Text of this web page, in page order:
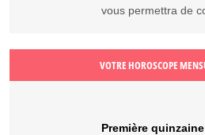
vous permettra de
VOTRE HOROSCOPE
Première quinzaine